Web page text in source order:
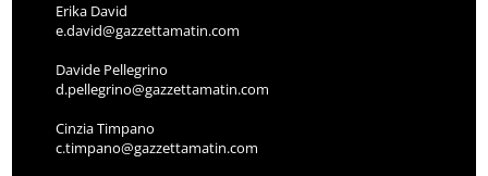
Erika David
e.david@gazzettamatin.com
Davide Pellegrino
d.pellegrino@gazzettamatin.com
Cinzia Timpano
c.timpano@gazzettamatin.com